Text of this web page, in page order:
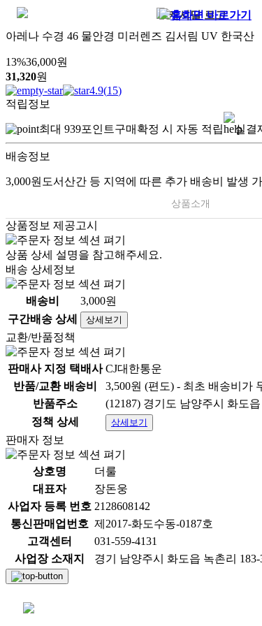
아레나 수경 46 물안경 미러렌즈 김서림 UV 한국산
13%36,000원
31,320원
4.9(15)
적립정보
최대 939포인트구매확정 시 자동 적립 실결
배송정보
3,000원 도서산간 등 지역에 따른 추가 배송비 발생
상품소개
상품정보 제공고시
상품 상세 설명을 참고해주세요.
배송 상세정보
배송비
3,000원
구간배송 상세
상세보기
교환/반품정책
판매사 지정 택배사 CJ대한통운
반품/교환 배송비
3,500원 (편도) - 최초 배송비가
반품주소
(12187) 경기도 남양주시 화도
정책 상세
상세보기
판매자 정보
상호명
더룰
대표자
장돈웅
사업자 등록 번호 2128608142
통신판매업번호 제2017-화도수동-0187호
고객센터
031-559-4131
사업장 소재지
경기 남양주시 화도읍 녹촌리